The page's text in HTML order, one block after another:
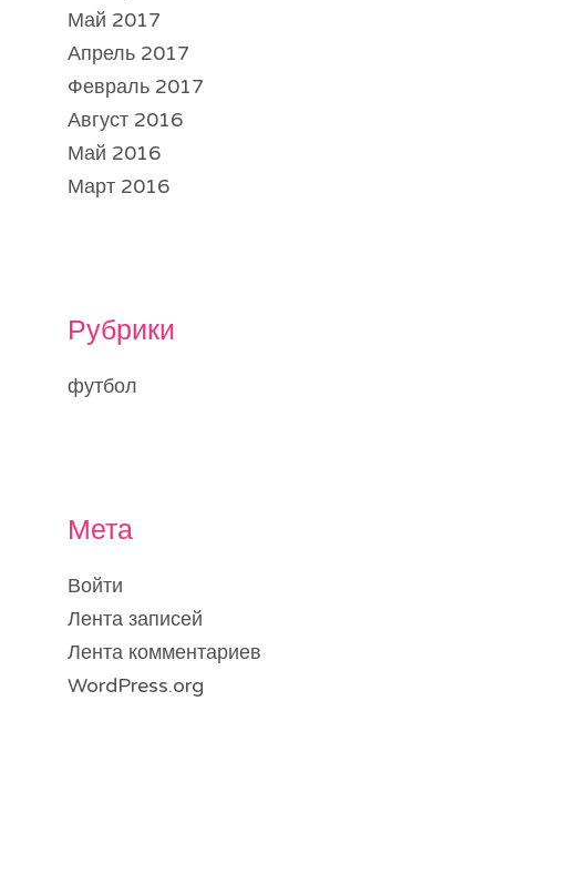
Май 2017
Апрель 2017
Февраль 2017
Август 2016
Май 2016
Март 2016
Рубрики
футбол
Мета
Войти
Лента записей
Лента комментариев
WordPress.org